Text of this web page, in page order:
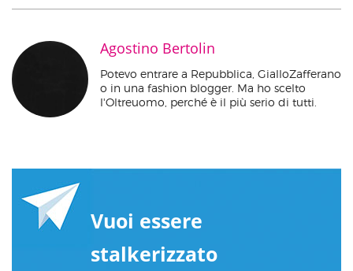
Agostino Bertolin
Potevo entrare a Repubblica, GialloZafferano
o in una fashion blogger. Ma ho scelto
l'Oltreuomo, perché è il più serio di tutti.
Vuoi essere
stalkerizzato